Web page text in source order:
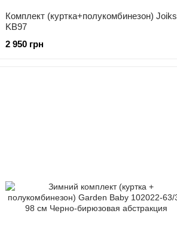
Комплект (куртка+полукомбинезон) Joiks
KB97
2 950 грн